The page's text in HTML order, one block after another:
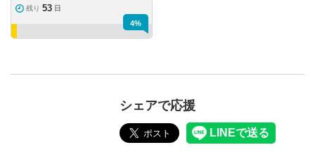
残り 53 日
4%
シェアで応援